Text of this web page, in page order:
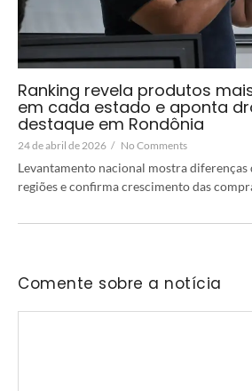
Ranking revela produtos
em cada estado e aponta
destaque em Rondônia
24 de abril de 2026 / No Comments
Levantamento nacional mostra diferenças
regiões e confirma crescimento das
Comente sobre a notícia